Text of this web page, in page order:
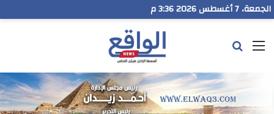
الجمعة، 7 أغسطس 2026 3:36 م
القائمة